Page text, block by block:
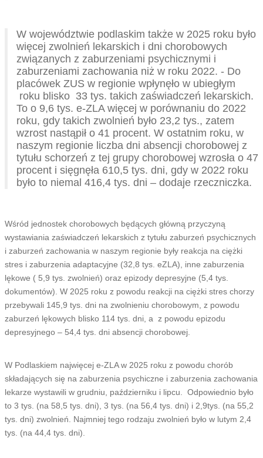
W województwie podlaskim także w 2025 roku było
więcej zwolnień lekarskich i dni chorobowych
związanych z zaburzeniami psychicznymi i
zaburzeniami zachowania niż w roku 2022. - Do
placówek ZUS w regionie wpłynęło w ubiegłym
roku blisko 33 tys. takich zaświadczeń lekarskich.
To o 9,6 tys. e-ZLA więcej w porównaniu do 2022
roku, gdy takich zwolnień było 23,2 tys., zatem
wzrost nastąpił o 41 procent. W ostatnim roku, w
naszym regionie liczba dni absencji chorobowej z
tytułu schorzeń z tej grupy chorobowej wzrosła o 47
procent i sięgnęła 610,5 tys. dni, gdy w 2022 roku
było to niemal 416,4 tys. dni – dodaje rzeczniczka.
Wśród jednostek chorobowych będących główną przyczyną
wystawiania zaświadczeń lekarskich z tytułu zaburzeń psychicznych
i zaburzeń zachowania w naszym regionie były reakcja na ciężki
stres i zaburzenia adaptacyjne (32,8 tys. eZLA), inne zaburzenia
lękowe ( 5,9 tys. zwolnień) oraz epizody depresyjne (5,4 tys.
dokumentów). W 2025 roku z powodu reakcji na ciężki stres chorzy
przebywali 145,9 tys. dni na zwolnieniu chorobowym, z powodu
zaburzeń lękowych blisko 114 tys. dni, a z powodu epizodu
depresyjnego – 54,4 tys. dni absencji chorobowej.
W Podlaskiem najwięcej e-ZLA w 2025 roku z powodu chorób
składających się na zaburzenia psychiczne i zaburzenia zachowania
lekarze wystawili w grudniu, październiku i lipcu. Odpowiednio było
to 3 tys. (na 58,5 tys. dni), 3 tys. (na 56,4 tys. dni) i 2,9tys. (na 55,2
tys. dni) zwolnień. Najmniej tego rodzaju zwolnień było w lutym 2,4
tys. (na 44,4 tys. dni).